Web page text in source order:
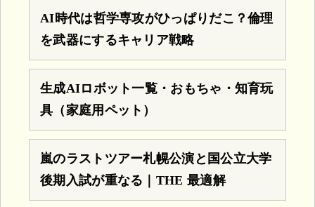
AI時代は哲学専攻がひっぱりだこ？倫理
を武器にするキャリア戦略
生成AIロボット一覧・おもちゃ・知育玩
具（家庭用ペット）
嵐のラストツアー札幌公演と国公立大学
後期入試が重なる｜THE 最適解